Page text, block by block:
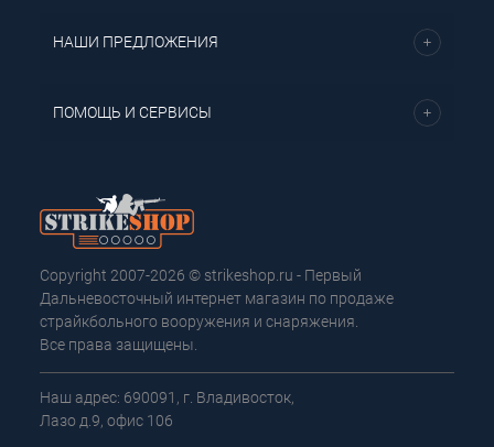
НАШИ ПРЕДЛОЖЕНИЯ
ПОМОЩЬ И СЕРВИСЫ
Copyright 2007-2026 © strikeshop.ru - Первый
Дальневосточный интернет магазин по продаже
страйкбольного вооружения и снаряжения.
Все права защищены.
Наш адрес: 690091, г. Владивосток,
Лазо д.9, офис 106